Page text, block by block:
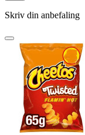
Skriv din anbefaling